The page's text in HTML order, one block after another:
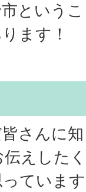
という
ます！
さんに
えした
ていま